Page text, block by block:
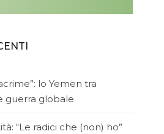
lo Yemen tra
guerra globale
“Le radici che (non) ho”